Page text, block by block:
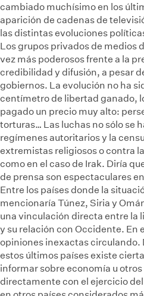
cambiado muchísimo en los
aparición de cadenas de
las distintas evoluciones
Los grupos privados de medios
vez más poderosos frente a la
credibilidad y difusión, a pesar
gobiernos. La evolución no ha
centímetro de libertad ganado,
pagado un precio muy alto:
torturas… Las luchas no sólo se
regímenes autoritarios y la
extremistas religiosos o contra
como en el caso de Irak. Diría
de prensa son espectaculares
Entre los países donde la
mencionaría Túnez, Siria y
una vinculación directa entre la
y su relación con Occidente. En
opiniones inexactas circulando.
estos últimos países existe
informar sobre economía u
directamente con el ejercicio